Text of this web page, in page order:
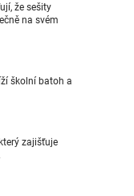
že sešity
na svém
školní batoh a
zajišťuje